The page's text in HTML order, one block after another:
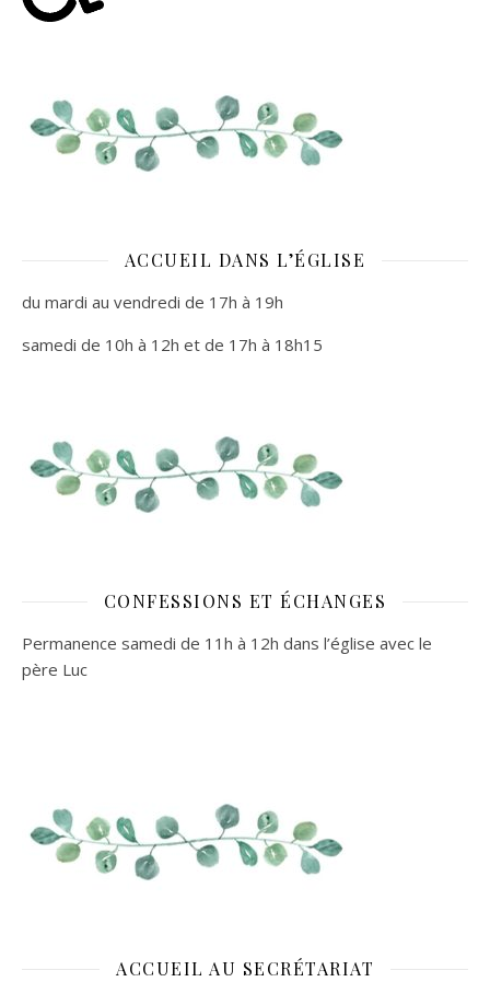
ACCUEIL DANS L’ÉGLISE
du mardi au vendredi de 17h à 19h
samedi de 10h à 12h et de 17h à 18h15
CONFESSIONS ET ÉCHANGES
Permanence samedi de 11h à 12h dans l’église avec le
père Luc
ACCUEIL AU SECRÉTARIAT